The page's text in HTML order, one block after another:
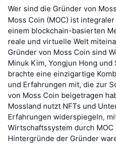
Wer sind die Gründer von
Moss Coin (MOC) ist
einem blockchain-basierten
reale und virtuelle Welt
Gründer von Moss Coin sind
Minuk Kim, Yongjun Hong und
brachte eine einzigartige
und Erfahrungen mit, die zur
von Moss Coin beigetragen
Mossland nutzt NFTs und
Erfahrungen widerspiegeln,
Wirtschaftssystem durch
Hintergründe der Gründer